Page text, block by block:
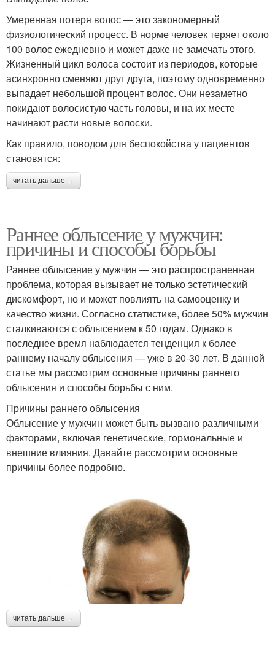
Умеренная потеря волос — это закономерный
физиологический процесс. В норме человек теряет около
100 волос ежедневно и может даже не замечать этого.
Жизненный цикл волоса состоит из периодов, которые
асинхронно сменяют друг друга, поэтому одновременно
выпадает небольшой процент волос. Они незаметно
покидают волосистую часть головы, и на их месте
начинают расти новые волоски.
Как правило, поводом для беспокойства у пациентов
становятся:
читать дальше →
Раннее облысение у мужчин:
причины и способы борьбы
Раннее облысение у мужчин — это распространенная
проблема, которая вызывает не только эстетический
дискомфорт, но и может повлиять на самооценку и
качество жизни. Согласно статистике, более 50% мужчин
сталкиваются с облысением к 50 годам. Однако в
последнее время наблюдается тенденция к более
раннему началу облысения — уже в 20-30 лет. В данной
статье мы рассмотрим основные причины раннего
облысения и способы борьбы с ним.
Причины раннего облысения
Облысение у мужчин может быть вызвано различными
факторами, включая генетические, гормональные и
внешние влияния. Давайте рассмотрим основные
причины более подробно.
читать дальше →